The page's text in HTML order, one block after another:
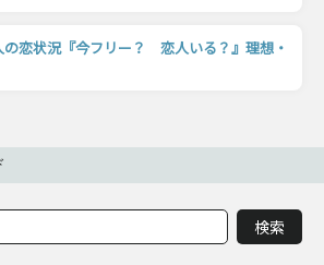
恋状況『今フリー？ 恋人いる？』理想・